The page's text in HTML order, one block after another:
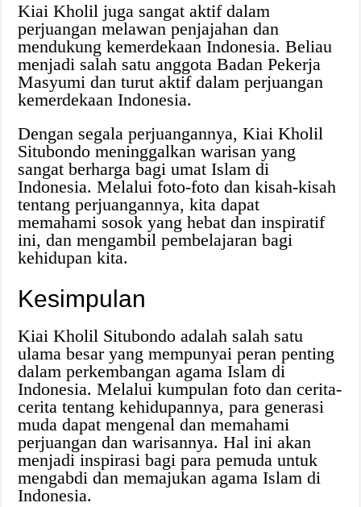
Kiai Kholil juga sangat aktif dalam
perjuangan melawan penjajahan dan
mendukung kemerdekaan Indonesia. Beliau
menjadi salah satu anggota Badan Pekerja
Masyumi dan turut aktif dalam perjuangan
kemerdekaan Indonesia.
Dengan segala perjuangannya, Kiai Kholil
Situbondo meninggalkan warisan yang
sangat berharga bagi umat Islam di
Indonesia. Melalui foto-foto dan kisah-kisah
tentang perjuangannya, kita dapat
memahami sosok yang hebat dan inspiratif
ini, dan mengambil pembelajaran bagi
kehidupan kita.
Kesimpulan
Kiai Kholil Situbondo adalah salah satu
ulama besar yang mempunyai peran penting
dalam perkembangan agama Islam di
Indonesia. Melalui kumpulan foto dan cerita-
cerita tentang kehidupannya, para generasi
muda dapat mengenal dan memahami
perjuangan dan warisannya. Hal ini akan
menjadi inspirasi bagi para pemuda untuk
mengabdi dan memajukan agama Islam di
Indonesia.